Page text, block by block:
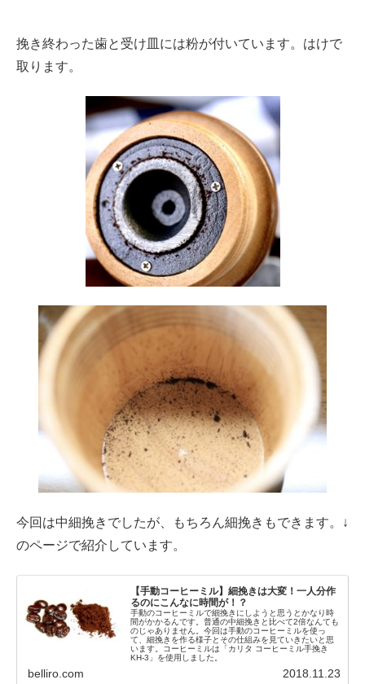
挽き終わった歯と受け皿には粉が付いています。はけで
取ります。
今回は中細挽きでしたが、もちろん細挽きもできます。↓
のページで紹介しています。
【手動コーヒーミル】細挽きは大変！一人分作
るのにこんなに時間が！？
手動のコーヒーミルで細挽きにしようと思うとかなり時
間がかかるんです。普通の中細挽きと比べて2倍なんても
のじゃありません。今回は手動のコーヒーミルを使っ
て、細挽きを作る様子とその仕組みを見ていきたいと思
います。コーヒーミルは「カリタ コーヒーミル手挽き
KH-3」を使用しました。
belliro.com 2018.11.23